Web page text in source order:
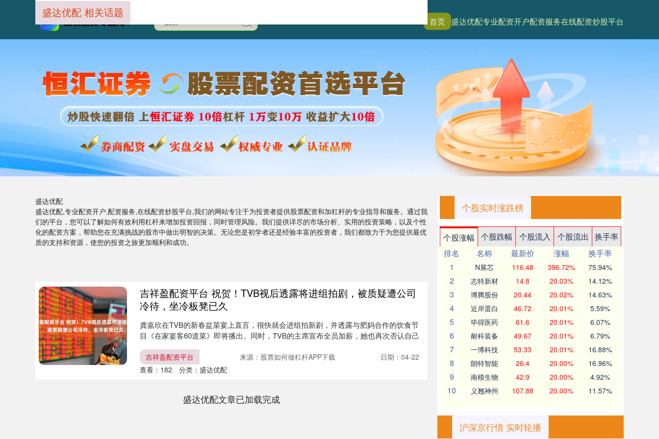
首页 盛达优配专业配资开户配资服务在线配资炒股平台
盛达优配
盛达优配,专业配资开户,配资服务,在线配资炒股平台,我们的网站专注于为投资者提供股票配资和加杠杆的专业指导和服务。通过我
们的平台，您可以了解如何有效利用杠杆来增加投资回报，同时管理风险。我们提供详尽的市场分析、实用的投资策略，以及个性
化的配资方案，帮助您在充满挑战的股市中做出明智的决策。无论您是初学者还是经验丰富的投资者，我们都致力于为您提供最优
质的支持和资源，使您的投资之旅更加顺利和成功。
盛达优配 相关话题
吉祥盈配资平台 祝贺！TVB视后透露将进组拍剧，被质疑遭公司
冷待，坐冷板凳已久
龚嘉欣在TVB的新春盆菜宴上直言，很快就会进组拍新剧，并透露与肥妈合作的饮食节
目《在家宴客60道菜》即将播出。同时，TVB的主席宣布全员加薪，她也再次否认自己
吉祥盈配资平台 来源：股票如何做杠杆APP下载
日期：04-22
查看： 182 分类： 盛达优配
盛达优配文章已加载完成
个股实时涨跌榜
个股涨幅 个股跌幅 个股流入 个股流出
换手率
排名
名称 最新价 涨幅
换手率
1
N展芯 116.48 396.72% 75.94%
2 志特新材 14.8 20.03% 14.12%
3 博腾股份 20.44 20.02% 14.63%
4 近岸蛋白 46.72 20.01% 5.59%
5 毕得医药 61.6 20.01% 6.07%
6 耐科装备 49.67 20.01% 6.79%
7 一博科技 53.33 20.01% 16.88%
8 朗特智能 26.4 20.00% 16.96%
9 南模生物 42.9 20.00% 4.92%
10 义翘神州 107.88 20.00% 11.57%
沪深京行情 实时轮播